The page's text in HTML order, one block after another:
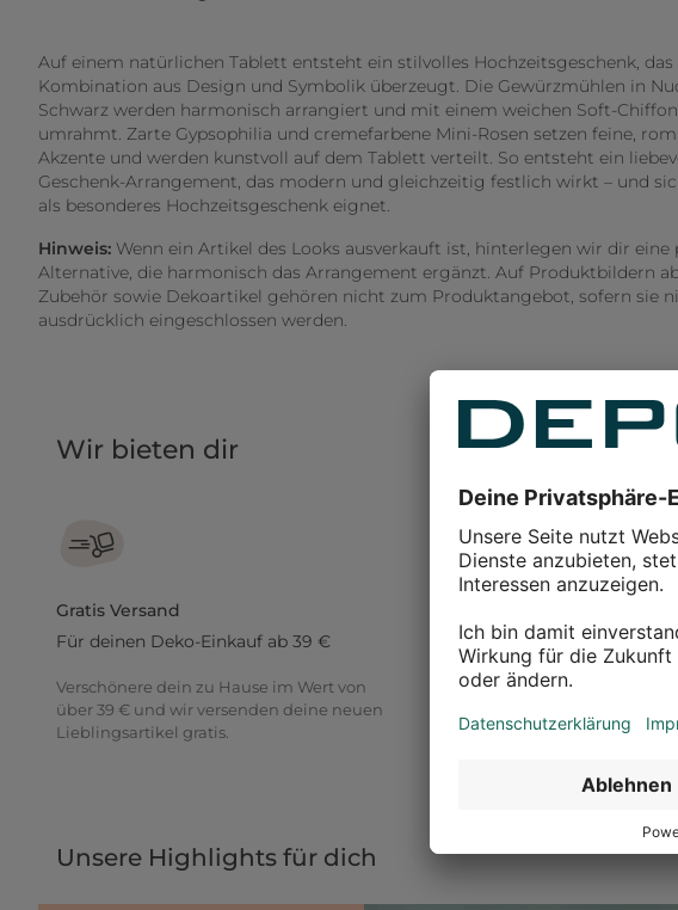
Auf einem natürlichen Tablett entsteht ein stilvolles Hochzeitsgeschenk, das
Kombination aus Design und Symbolik überzeugt. Die Gewürzmühlen in
Schwarz werden harmonisch arrangiert und mit einem weichen Soft-
umrahmt. Zarte Gypsophilia und cremefarbene Mini-Rosen setzen feine,
Akzente und werden kunstvoll auf dem Tablett verteilt. So entsteht ein
Geschenk-Arrangement, das modern und gleichzeitig festlich wirkt – und
als besonderes Hochzeitsgeschenk eignet.
Hinweis: Wenn ein Artikel des Looks ausverkauft ist, hinterlegen wir dir eine
Alternative, die harmonisch das Arrangement ergänzt. Auf Produktbildern
Zubehör sowie Dekoartikel gehören nicht zum Produktangebot, sofern sie
ausdrücklich eingeschlossen werden.
Wir bieten dir
Gratis Versand
Für deinen Deko-Einkauf ab 39 €
Verschönere dein zu Hause im Wert von
über 39 € und wir versenden deine neuen
Lieblingsartikel gratis.
Gib einfach zurück was dir
Du möchtest gerne deine Deko
30 Tage Zeit etwas
Unsere Highlights für dich